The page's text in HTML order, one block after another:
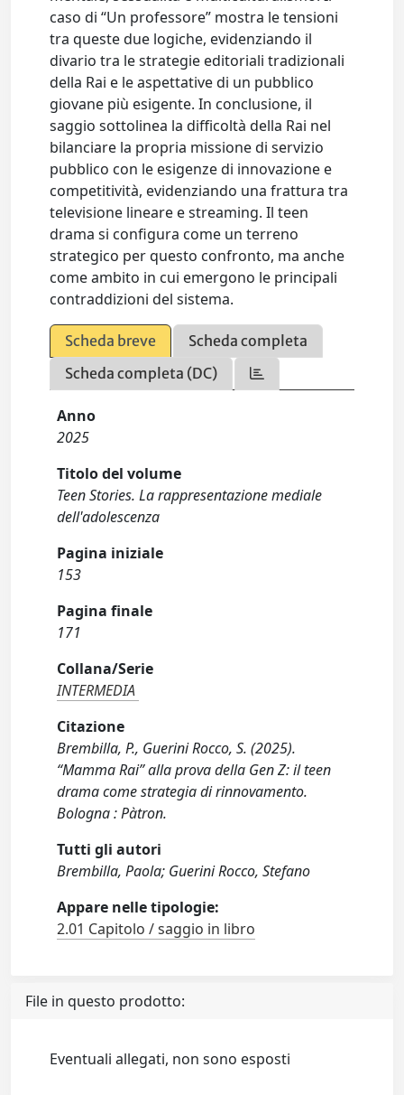
caso di “Un professore” mostra le tensioni
tra queste due logiche, evidenziando il
divario tra le strategie editoriali tradizionali
della Rai e le aspettative di un pubblico
giovane più esigente. In conclusione, il
saggio sottolinea la difficoltà della Rai nel
bilanciare la propria missione di servizio
pubblico con le esigenze di innovazione e
competitività, evidenziando una frattura tra
televisione lineare e streaming. Il teen
drama si configura come un terreno
strategico per questo confronto, ma anche
come ambito in cui emergono le principali
contraddizioni del sistema.
Scheda breve
Scheda completa
Scheda completa (DC)
Anno
2025
Titolo del volume
Teen Stories. La rappresentazione mediale
dell'adolescenza
Pagina iniziale
153
Pagina finale
171
Collana/Serie
INTERMEDIA
Citazione
Brembilla, P., Guerini Rocco, S. (2025).
“Mamma Rai” alla prova della Gen Z: il teen
drama come strategia di rinnovamento.
Bologna : Pàtron.
Tutti gli autori
Brembilla, Paola; Guerini Rocco, Stefano
Appare nelle tipologie:
2.01 Capitolo / saggio in libro
File in questo prodotto:
Eventuali allegati, non sono esposti